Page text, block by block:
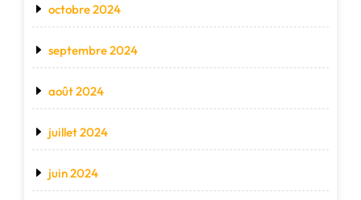
octobre 2024
septembre 2024
août 2024
juillet 2024
juin 2024